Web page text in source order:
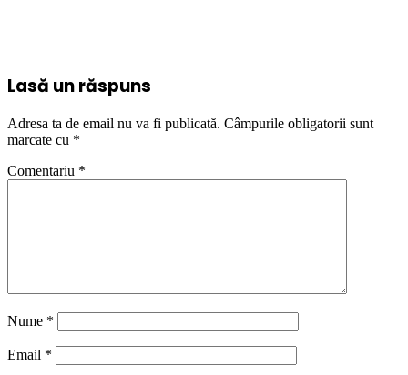
Lasă un răspuns
Adresa ta de email nu va fi publicată. Câmpurile obligatorii sunt
marcate cu *
Comentariu *
Nume *
Email *